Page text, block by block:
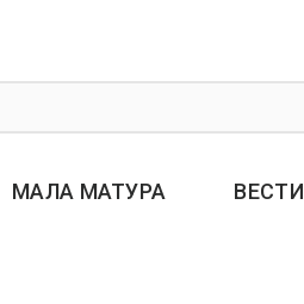
МАЛА МАТУРА ВЕСТИ